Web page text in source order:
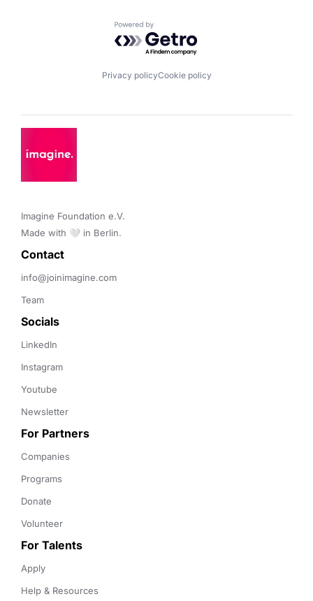
Powered by Getro.com
Privacy policyCookie policy
Imagine Foundation e.V.
Made with 🤍 in Berlin.
Contact
info@joinimagine.com
Team
Socials
LinkedIn
Instagram
Youtube
Newsletter
For Partners
Companies
Programs
Donate
Volunteer
For Talents
Apply
Help & Resources